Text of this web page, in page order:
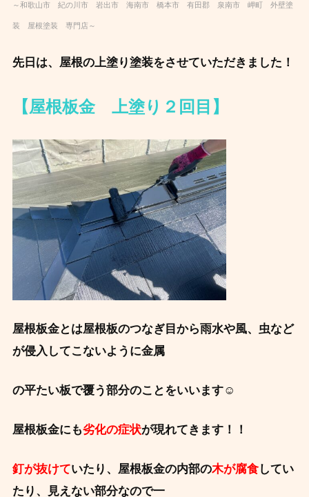
～和歌山市 紀の川市 岩出市 海南市 橋本市 有田郡 泉南市 岬町 外壁塗
装 屋根塗装 専門店～
先日は、屋根の上塗り塗装をさせていただきました！
【屋根板金 上塗り２回目】
屋根板金とは屋根板のつなぎ目から雨水や風、虫など
が侵入してこないように金属
の平たい板で覆う部分のことをいいます☺️
屋根板金にも劣化の症状が現れてきます！！
釘が抜けていたり、屋根板金の内部の木が腐食してい
たり、見えない部分なので一